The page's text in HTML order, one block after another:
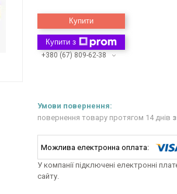
Купити
Купити з
+380 (67) 809-62-38
повернення товару протягом 14 днів
У компанії підключені електронні
сайту.